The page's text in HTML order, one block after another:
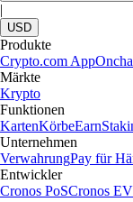
|
USD
Produkte
Crypto.com App
Märkte
Krypto
Funktionen
KartenKörbeEarn
Unternehmen
VerwahrungPay für
Entwickler
Cronos PoSCronos